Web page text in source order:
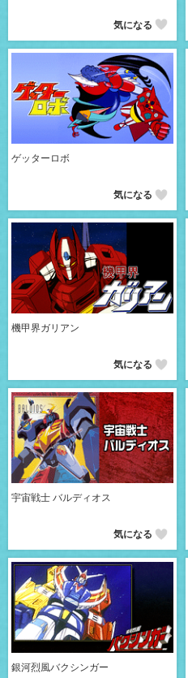
気になる
ゲッターロボ
気になる
機甲界ガリアン
気になる
宇宙戦士 バルディオス
気になる
銀河烈風バクシンガー